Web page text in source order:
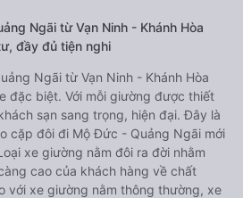
Ngãi từ Vạn Ninh - Khánh Hòa
đầy đủ tiện nghi
Ngãi từ Vạn Ninh - Khánh Hòa
đặc biệt. Với mỗi giường được thiết
sạn sang trọng, hiện đại. Đây là
cặp đôi đi Mộ Đức - Quảng Ngãi mới
xe giường nằm đôi ra đời nhằm
cao của khách hàng về chất
với xe giường nằm thông thường, xe